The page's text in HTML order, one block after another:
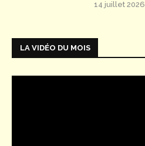
14 juillet 2026
LA VIDÉO DU MOIS